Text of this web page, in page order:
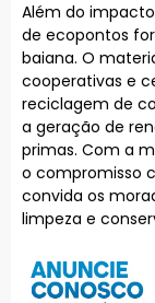
Além do
de ecopontos
baiana. O
cooperativas e
reciclagem de
a geração de
primas. Com a
o compromisso
convida os
limpeza e